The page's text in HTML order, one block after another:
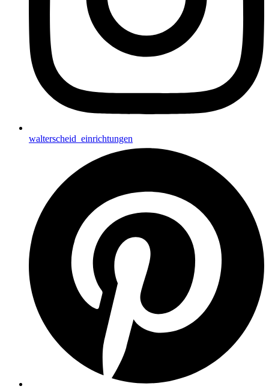
walterscheid_einrichtungen